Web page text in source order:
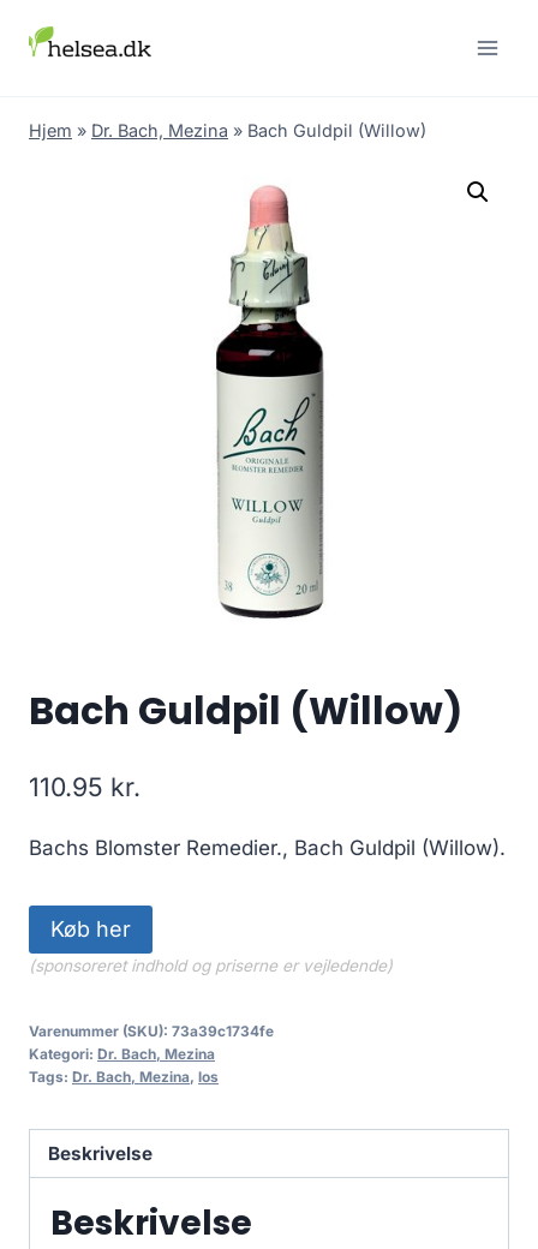
Hjem » Dr. Bach, Mezina » Bach Guldpil (Willow)
Bach Guldpil (Willow)
110.95 kr.
Bachs Blomster Remedier., Bach Guldpil (Willow).
Køb her
(sponsoreret indhold og priserne er vejledende)
Varenummer (SKU): 73a39c1734fe
Kategori: Dr. Bach, Mezina
Tags: Dr. Bach, Mezina, los
Beskrivelse
Beskrivelse